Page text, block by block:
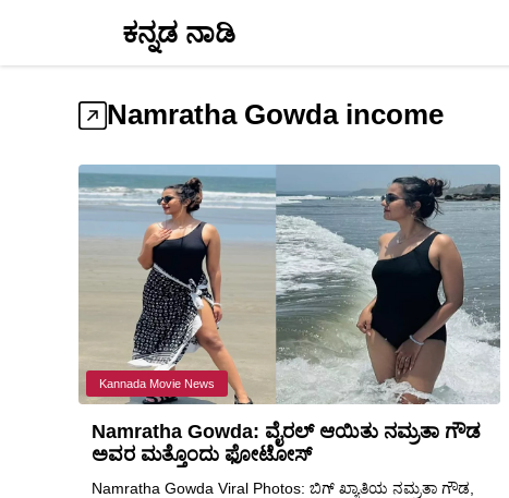
ಕನ್ನಡ ನಾಡಿ
Namratha Gowda income
Kannada Movie News
Namratha Gowda: ವೈರಲ್ ಆಯಿತು ನಮ್ರತಾ ಗೌಡ
ಅವರ ಮತ್ತೊಂದು ಫೋಟೋಸ್
Namratha Gowda Viral Photos: ಬಿಗ್ ಖ್ಯಾತಿಯ ನಮ್ರತಾ ಗೌಡ,